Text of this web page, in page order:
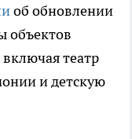
об обновлении
объектов
театр
и детскую